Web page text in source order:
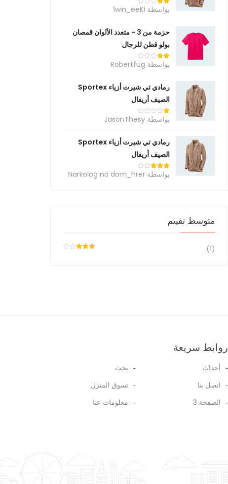
تم
التقييم
5
بواسطة 1win_eeKi
حزمة من 3 - متعدد الألوان قمصان
بولو قطن للرجال
تم
التقييم
5
بواسطة Robertfug
رمادي تي شيرت أزياء Sportex
الصيف أريفال
تم
التقييم
5
بواسطة JasonThesy
رمادي تي شيرت أزياء Sportex
الصيف أريفال
تم
التقييم
بواسطة Narkolog na dom_hrer
متوسط ​​تقييم
(1)
روابط سريعة
أحداث
اتصل بنا
الصفحة 3
بحث
تسوق المنزل
معلومات عنا